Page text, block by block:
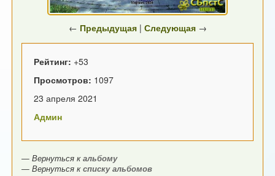
← Предыдущая| Следующая→
Рейтинг: +53
Просмотров: 1097
23 апреля 2021
Админ
— Вернуться кальбому
— Вернуться ксписку альбомов